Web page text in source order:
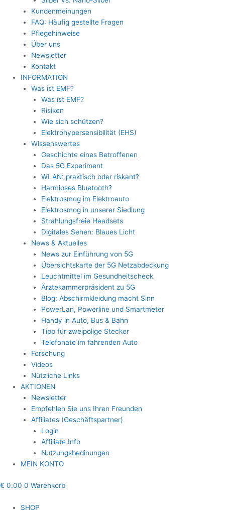
Kundenmeinungen
FAQ: Häufig gestellte Fragen
Pflegehinweise
Über uns
Newsletter
Kontakt
INFORMATION
Was ist EMF?
Was ist EMF?
Risiken
Wie sich schützen?
Elektrohypersensibilität (EHS)
Wissenswertes
Geschichte eines Betroffenen
Das 5G Experiment
WLAN: praktisch oder riskant?
Harmloses Bluetooth?
Elektrosmog im Elektroauto
Elektrosmog in unserer Siedlung
Strahlungsfreie Headsets
Digitales Sehen: Blaues Licht
News & Aktuelles
News zur Einführung von 5G
Übersichtskarte der 5G Netzabdeckung
Leuchtmittel im Gesundheitscheck
Ärztekammerpräsident zu 5G
Blog: Abschirmkleidung macht Sinn
PowerLan, Powerline und Smartmeter
Handy in Auto, Bus & Bahn
Tipp für zweipolige Stecker
Telefonate im fahrenden Auto
Forschung
Videos
Nützliche Links
AKTIONEN
Newsletter
Empfehlen Sie uns Ihren Freunden
Affiliates (Geschäftspartner)
Login
Affiliate Info
Nutzungsbedinungen
MEIN KONTO
€ 0.00 0 Warenkorb
SHOP